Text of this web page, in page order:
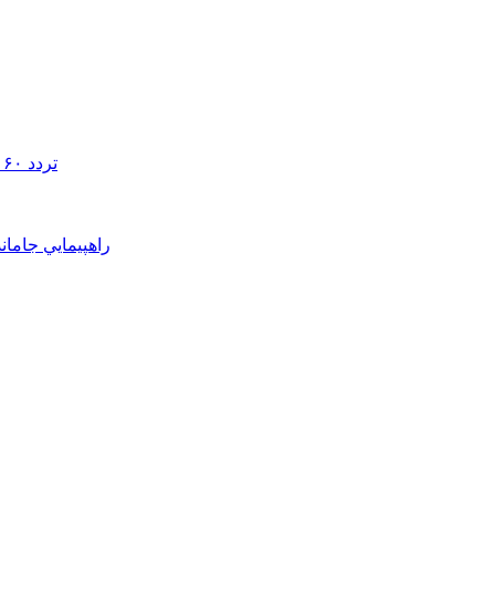
تردد ۶۰ هزار دستگاه ناوگان ترانزیتی از پایانه‌های مرزی آذربایجان ‌غربی
راهپيمايي